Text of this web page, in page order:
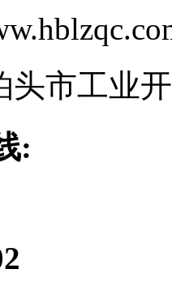
头市工业
: